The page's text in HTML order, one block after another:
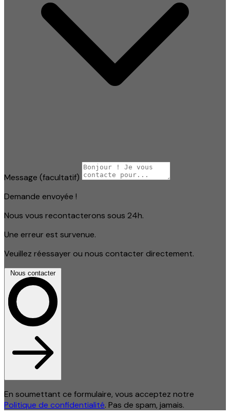
Message (facultatif)
Demande envoyée !
Nous vous recontacterons sous 24h.
Une erreur est survenue.
Veuillez réessayer ou nous contacter directement.
Nous contacter
En soumettant ce formulaire, vous acceptez notre
Politique de confidentialité. Pas de spam, jamais.